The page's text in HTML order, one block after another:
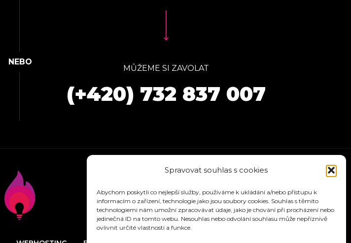
Spravovat souhlas s cookies
Abychom poskytli co nejlepší služby, používáme k ukládání a/nebo přístupu k
informacím o zařízení, technologie jako jsou soubory cookies. Souhlas s těmito
technologiemi nám umožní zpracovávat údaje, jako je chování při procházení nebo
jedinečná ID na tomto webu. Nesouhlas nebo odvolání souhlasu může nepříznivě
ovlivnit určité vlastnosti a funkce.
MŮŽEME SI ZAVOLAT
(+420) 732 837 007